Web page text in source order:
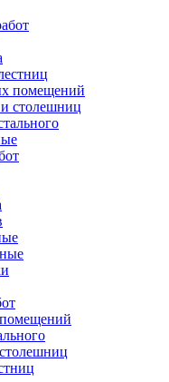
помещений
столешниц